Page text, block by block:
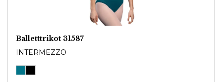
Balletttrikot 31587
INTERMEZZO